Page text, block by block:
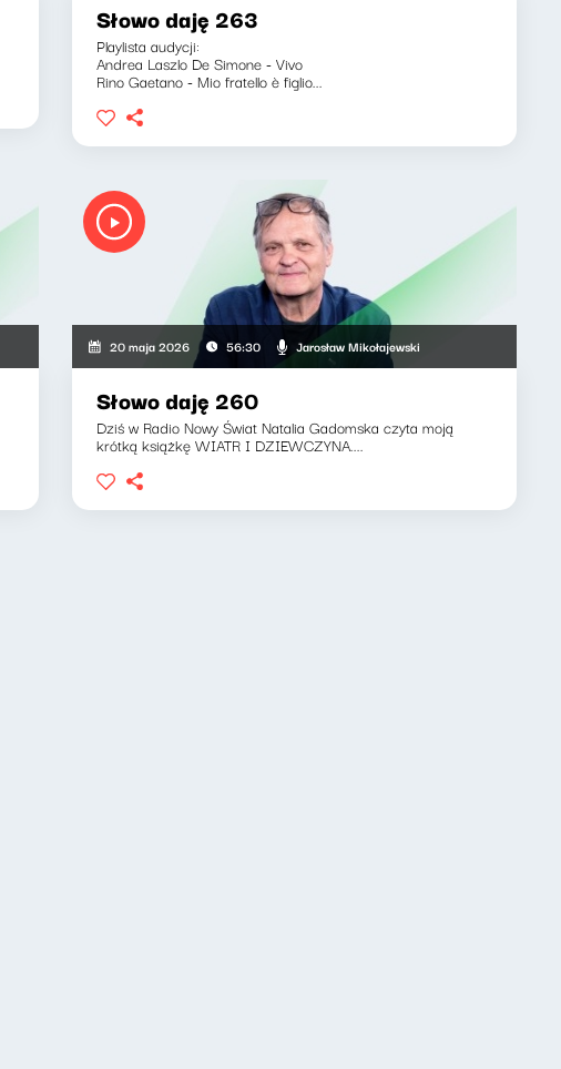
Słowo daję 263
Playlista audycji:
Andrea Laszlo De Simone - Vivo
Rino Gaetano - Mio fratello è figlio...
20 maja 2026 56:30 Jarosław Mikołajewski
Słowo daję 260
Dziś w Radio Nowy Świat Natalia Gadomska czyta moją
krótką książkę WIATR I DZIEWCZYNA....